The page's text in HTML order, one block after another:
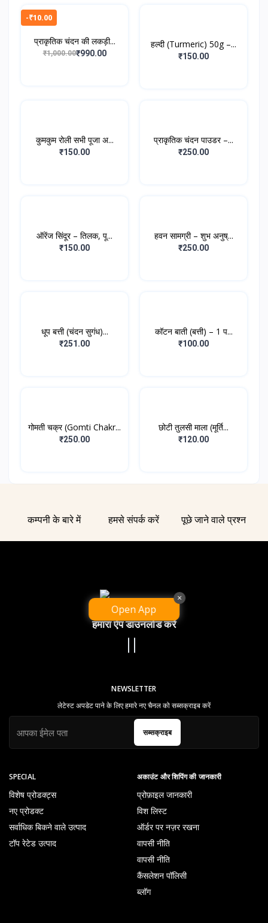
-₹10.00
प्राकृतिक चंदन की लकड़ी...
₹1,000.00₹990.00
हल्दी (Turmeric) 50g –...
₹150.00
कुमकुम रोली सभी पूजा अ...
₹150.00
प्राकृतिक चंदन पाउडर –...
₹250.00
ऑरेंज सिंदूर – तिलक, पू...
₹150.00
हवन सामग्री – शुभ अनुष्...
₹250.00
धूप बत्ती (चंदन सुगंध)...
₹251.00
कॉटन बाती (बत्ती) – 1 प...
₹100.00
गोमती चक्र (Gomti Chakr...
₹250.00
छोटी तुलसी माला (मूर्ति...
₹120.00
कम्पनी के बारे में हमसे संपर्क करें पूछे जाने वाले प्रश्न
हमारा ऐप डाउनलोड करें
SPECIAL
विशेष प्रोडक्ट्स
नए प्रोडक्ट
सर्वाधिक बिकने वाले उत्पाद
टॉप रेटेड उत्पाद
अकाउंट और शिपिंग की जानकारी
प्रोफ़ाइल जानकारी
विश लिस्ट
ऑर्डर पर नज़र रखना
वापसी नीति
वापसी नीति
कैंसलेशन पॉलिसी
ब्लॉग
NEWSLETTER
लेटेस्ट अपडेट पाने के लिए हमारे नए चैनल को सब्सक्राइब करें
सब्सक्राइब
Open App
×